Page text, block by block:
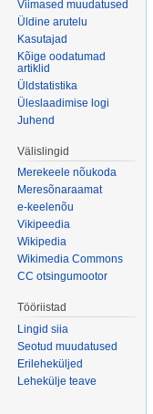
Viimased muudatused
Üldine arutelu
Kasutajad
Kõige oodatumad
artiklid
Üldstatistika
Üleslaadimise logi
Juhend
Välislingid
Merekeele nõukoda
Meresõnaraamat
e-keelenõu
Vikipeedia
Wikipedia
Wikimedia Commons
CC otsingumootor
Tööriistad
Lingid siia
Seotud muudatused
Erileheküljed
Lehekülje teave